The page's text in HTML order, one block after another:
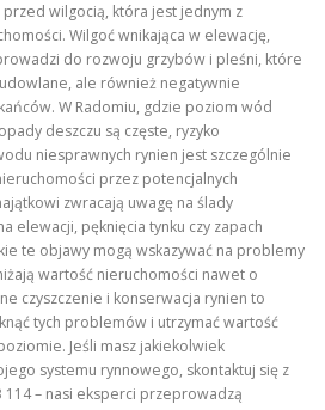
wilgocią, która jest jednym z
Wilgoć wnikająca w elewację,
do rozwoju grzybów i pleśni, które
ale również negatywnie
W Radomiu, gdzie poziom wód
deszczu są częste, ryzyko
niesprawnych rynien jest szczególnie
przez potencjalnych
zwracają uwagę na ślady
elewacji, pęknięcia tynku czy zapach
te objawy mogą wskazywać na problemy
wartość nieruchomości nawet o
czyszczenie i konserwacja rynien to
tych problemów i utrzymać wartość
Jeśli masz jakiekolwiek
systemu rynnowego, skontaktuj się z
– nasi eksperci przeprowadzą